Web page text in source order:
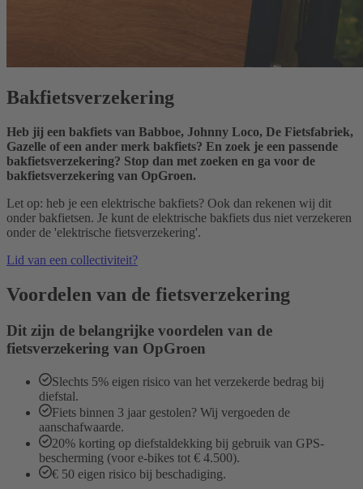
Bakfiets­verzekering
Heb jij een bakfiets van Babboe, Johnny Loco, De Fietsfabriek,
Gazelle of een ander merk bakfiets? En zoek je een passende
bakfietsverzekering? Stop dan met zoeken en ga voor de
bakfietsverzekering van OpGroen.
Let op: heb je een elektrische bakfiets? Ook dan rekenen wij dit
onder bakfietsen. Je kunt de elektrische bakfiets dus niet verzekeren
onder de 'elektrische fietsverzekering'.
Lid van een collectiviteit?
Voordelen van de fiets­verzekering
Dit zijn de belangrijke voordelen van de
fietsverzekering van OpGroen
Slechts 5% eigen risico van het verzekerde bedrag bij
diefstal.
Fiets binnen 3 jaar gestolen? Wij vergoeden de
aanschafwaarde.
20% korting op diefstaldekking bij gebruik van GPS-
bescherming (voor e-bikes tot € 4.500).
€ 50 eigen risico bij beschadiging.